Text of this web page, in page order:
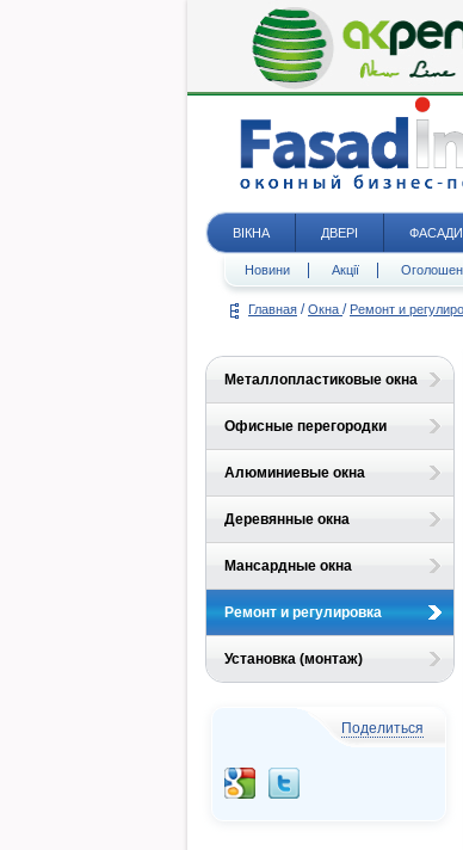
ВІКНА ДВЕРІ ФАСАДИ
Новини Акції
Главная / Окна / Ремонт и
Металлопластиковые окна
Офисные перегородки
Алюминиевые окна
Деревянные окна
Мансардные окна
Ремонт и регулировка
Установка (монтаж)
Поделиться